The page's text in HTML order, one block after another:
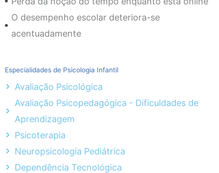
O desempenho escolar deteriora-se
acentuadamente
Especialidades de Psicologia Infantil
Avaliação Psicológica
Avaliação Psicopedagógica - Dificuldades de
Aprendizagem
Psicoterapia
Neuropsicologia Pediátrica
Dependência Tecnológica